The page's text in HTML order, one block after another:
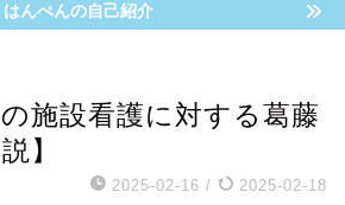
はんぺんの自己紹介
施設看護に対する葛藤
】
2025-02-16 / 2025-02-18